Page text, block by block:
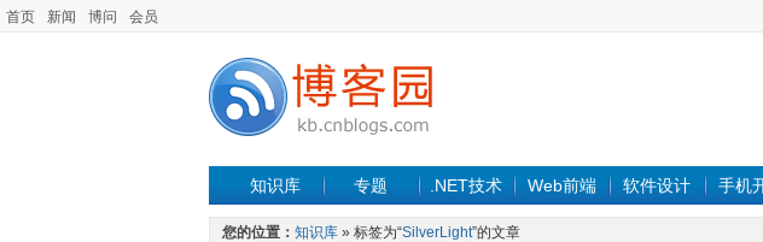
首页 新闻 博问 会员
知识库 专题 .NET技术 Web前端 软件设计 手机
您的位置： 知识库 » 标签为“SilverLight”的文章